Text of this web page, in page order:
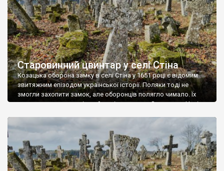
Старовинний цвинтар у селі Стіна
Козацька оборона замку в селі Стіна у 1651 році є відомим
звитяжним епізодом української історії. Поляки тоді не
змогли захопити замок, але оборонців полягло чимало. Їх
поховали на цвинтарі, який тоді називався Замковим. Нині на
ньому чимало хрестів 19 століття, є такі, де епітафії стер […]